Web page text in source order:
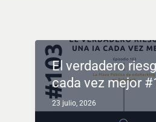
El verdadero
cada vez mejor
23 julio, 2026